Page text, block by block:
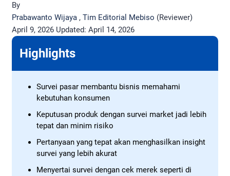
By
Prabawanto Wijaya , Tim Editorial Mebiso (Reviewer)
April 9, 2026 Updated: April 14, 2026
Highlights
Survei pasar membantu bisnis memahami
kebutuhan konsumen
Keputusan produk dengan survei market jadi lebih
tepat dan minim risiko
Pertanyaan yang tepat akan menghasilkan insight
survei yang lebih akurat
Menyertai survei dengan cek merek seperti di